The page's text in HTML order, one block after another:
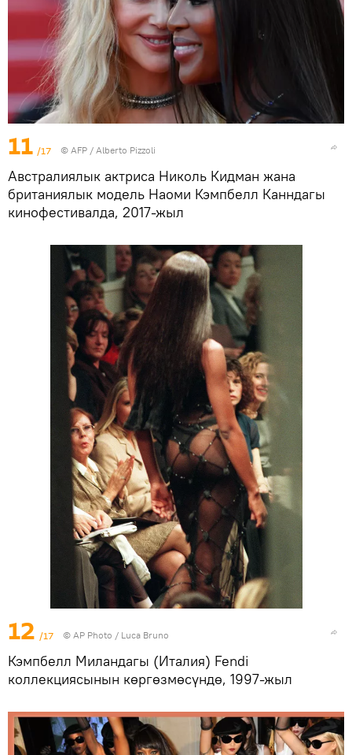
11 /17 © AFP / Alberto Pizzoli
Австралиялык актриса Николь Кидман жана
британиялык модель Наоми Кэмпбелл Канндагы
кинофестивалда, 2017-жыл
12 /17 © AP Photo / Luca Bruno
Кэмпбелл Миландагы (Италия) Fendi
коллекциясынын көргөзмөсүндө, 1997-жыл